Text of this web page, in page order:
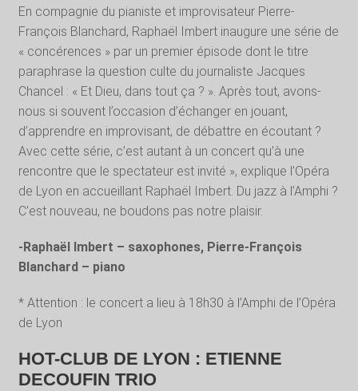
En compagnie du pianiste et improvisateur Pierre-
François Blanchard, Raphaël Imbert inaugure une série de
« concérences » par un premier épisode dont le titre
paraphrase la question culte du journaliste Jacques
Chancel : « Et Dieu, dans tout ça ? ». Après tout, avons-
nous si souvent l’occasion d’échanger en jouant,
d’apprendre en improvisant, de débattre en écoutant ?
Avec cette série, c’est autant à un concert qu’à une
rencontre que le spectateur est invité », explique l’Opéra
de Lyon en accueillant Raphaël Imbert. Du jazz à l’Amphi ?
C’est nouveau, ne boudons pas notre plaisir.
-Raphaël Imbert – saxophones, Pierre-François
Blanchard – piano
* Attention : le concert a lieu à 18h30 à l’Amphi de l’Opéra
de Lyon
HOT-CLUB DE LYON : ETIENNE
DECOUFIN TRIO